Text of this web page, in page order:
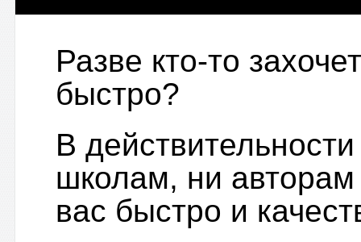
Разве кто-то
быстро?
В
школам, ни авторам
вас быстро и